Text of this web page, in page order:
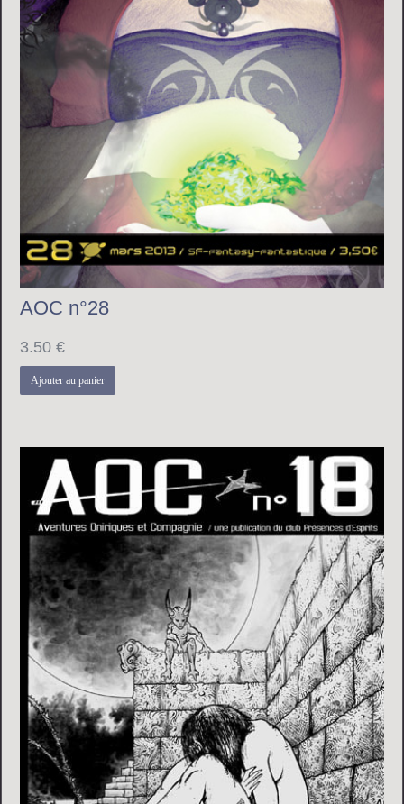
AOC n°28
3.50€
Ajouter au panier